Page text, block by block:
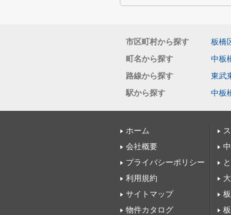
市区町村から探す 板橋
町名から探す
中板
路線から探す
東武
駅から探す
中板
ホーム
会社概要
プライバシーポリシー
利用規約
サイトマップ
物件カタログ